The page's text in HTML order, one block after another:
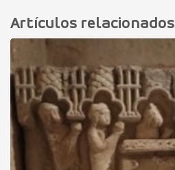
Artículos relacionados